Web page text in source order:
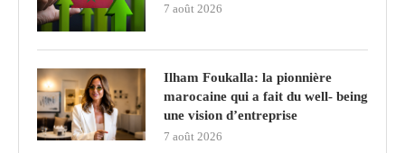
7 août 2026
Ilham Foukalla: la pionnière
marocaine qui a fait du well- being
une vision d’entreprise
7 août 2026